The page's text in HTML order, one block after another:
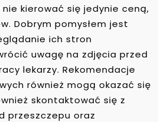
kierować się jedynie ceną,
Dobrym pomysłem jest
ich stron
uwagę na zdjęcia przed
lekarzy. Rekomendacje
również mogą okazać się
skontaktować się z
przeszczepu oraz